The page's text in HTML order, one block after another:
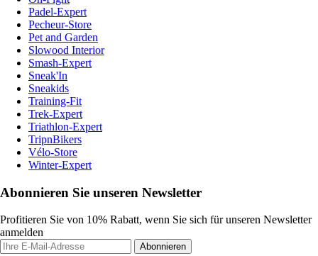
Padel-Expert
Pecheur-Store
Pet and Garden
Slowood Interior
Smash-Expert
Sneak'In
Sneakids
Training-Fit
Trek-Expert
Triathlon-Expert
TripnBikers
Vélo-Store
Winter-Expert
Abonnieren Sie unseren Newsletter
Profitieren Sie von 10% Rabatt, wenn Sie sich für unseren Newsletter
anmelden
Abonnieren